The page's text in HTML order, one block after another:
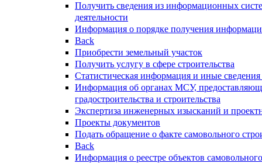
Получить сведения из информационных
деятельности
Информация о порядке получения
Back
Приобрести земельный участок
Получить услугу в сфере строительства
Статистическая информация и иные сведения
Информация об органах МСУ,
градостроительства и строительства
Экспертиза инженерных изысканий и
Проекты документов
Подать обращение о факте самовольного
Back
Информация о реестре объектов